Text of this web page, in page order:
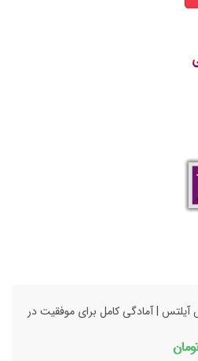
آیلتس | آمادگی کامل برای موفقیت در